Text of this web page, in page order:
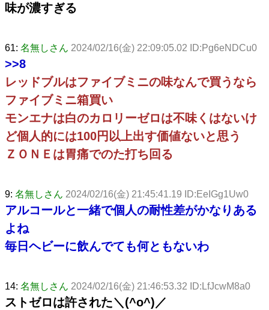
味が濃すぎる
61: 名無しさん 2024/02/16(金) 22:09:05.02 ID:Pg6eNDCu0
>>8
レッドブルはファイブミニの味なんで買うなら
ファイブミニ箱買い
モンエナは白のカロリーゼロは不味くはないけ
ど個人的には100円以上出す価値ないと思う
ＺＯＮＥは胃痛でのた打ち回る
9: 名無しさん 2024/02/16(金) 21:45:41.19 ID:EeIGg1Uw0
アルコールと一緒で個人の耐性差がかなりある
よね
毎日ヘビーに飲んでても何ともないわ
14: 名無しさん 2024/02/16(金) 21:46:53.32 ID:LfJcwM8a0
ストゼロは許された＼(^o^)／